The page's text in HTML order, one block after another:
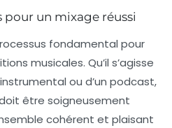
pour un mixage réussi
fondamental pour
musicales. Qu’il s’agisse
ou d’un podcast,
être soigneusement
cohérent et plaisant